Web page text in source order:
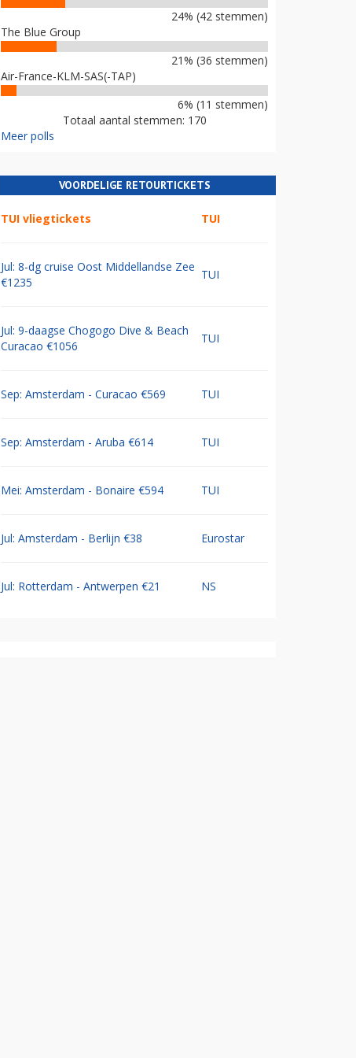
24% (42 stemmen)
The Blue Group
21% (36 stemmen)
Air-France-KLM-SAS(-TAP)
6% (11 stemmen)
Totaal aantal stemmen: 170
Meer polls
VOORDELIGE RETOURTICKETS
TUI vliegtickets TUI
Jul: 8-dg cruise Oost Middellandse Zee
€1235
TUI
Jul: 9-daagse Chogogo Dive & Beach
Curacao €1056
TUI
Sep: Amsterdam - Curacao €569 TUI
Sep: Amsterdam - Aruba €614 TUI
Mei: Amsterdam - Bonaire €594 TUI
Jul: Amsterdam - Berlijn €38 Eurostar
Jul: Rotterdam - Antwerpen €21 NS